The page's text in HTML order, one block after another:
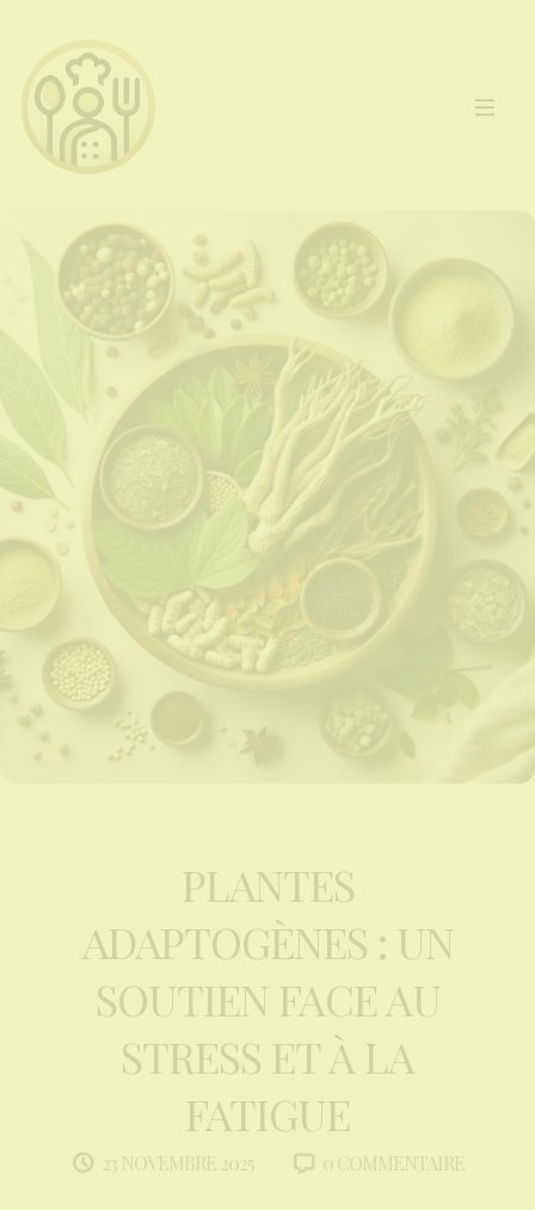
PLANTES
ADAPTOGÈNES : UN
SOUTIEN FACE AU
STRESS ET À LA
FATIGUE
23 NOVEMBRE 2025 0 COMMENTAIRE